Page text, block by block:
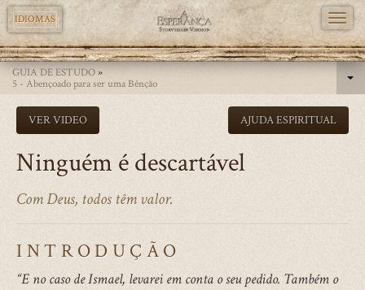
Skip
main
content
IDIOMAS
GUIA DE ESTUDO»
5 - Abençoado para ser uma Bênção
VER VIDEO AJUDA ESPIRITUAL
Ninguém é descartável
Com Deus, todos têm valor.
INTRODUÇÃO
“E no caso de Ismael, levarei em conta o seu pedido. Também o